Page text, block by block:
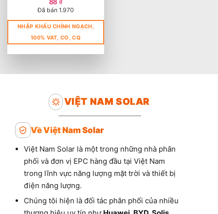
sao
88 ₫
Đã bán 1.970
NHẬP KHẨU CHÍNH NGẠCH,
100% VAT, CO, CQ
VIỆT NAM SOLAR
Về Việt Nam Solar
Việt Nam Solar là một trong những nhà phân
phối và đơn vị EPC hàng đầu tại Việt Nam
trong lĩnh vực năng lượng mặt trời và thiết bị
điện năng lượng.
Chúng tôi hiện là đối tác phân phối của nhiều